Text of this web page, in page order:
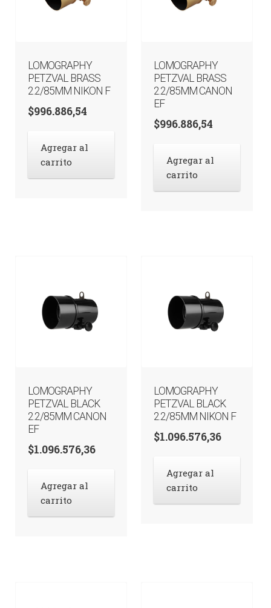
LOMOGRAPHY
PETZVAL BRASS
2.2/85MM NIKON F
$996.886,54
Agregar al
carrito
LOMOGRAPHY
PETZVAL BRASS
2.2/85MM CANON
EF
$996.886,54
Agregar al
carrito
LOMOGRAPHY
PETZVAL BLACK
2.2/85MM CANON
EF
$1.096.576,36
Agregar al
carrito
LOMOGRAPHY
PETZVAL BLACK
2.2/85MM NIKON F
$1.096.576,36
Agregar al
carrito